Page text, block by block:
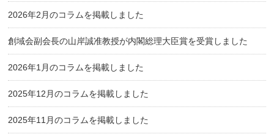
2026年2月のコラムを掲載しました
創域会副会長の山岸誠准教授が内閣総理大臣賞を受賞しました
2026年1月のコラムを掲載しました
2025年12月のコラムを掲載しました
2025年11月のコラムを掲載しました